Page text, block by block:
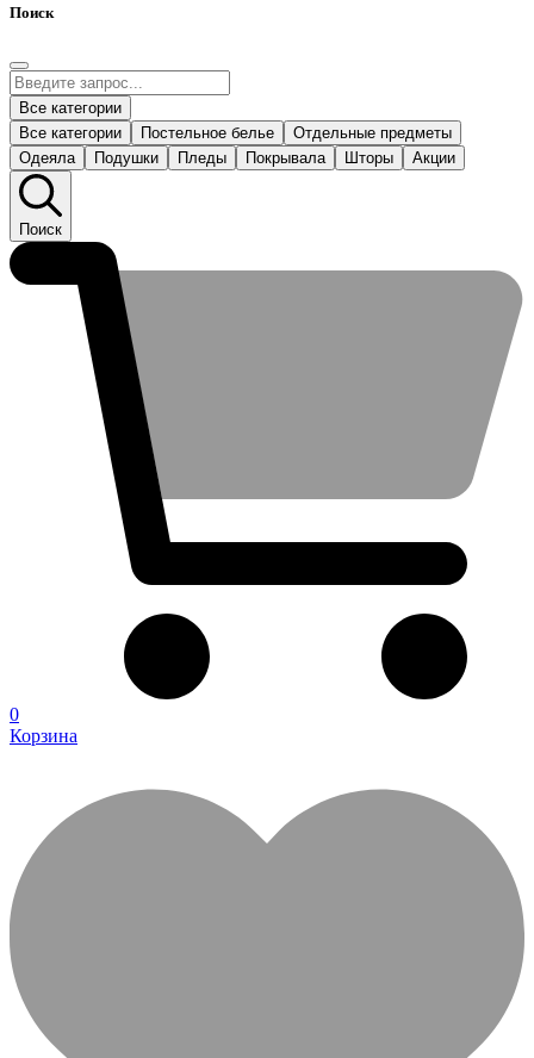
Поиск
Все категории
Все категории
Постельное белье
Отдельные предметы
Одеяла
Подушки Пледы Покрывала Шторы Акции
Поиск
0
Корзина